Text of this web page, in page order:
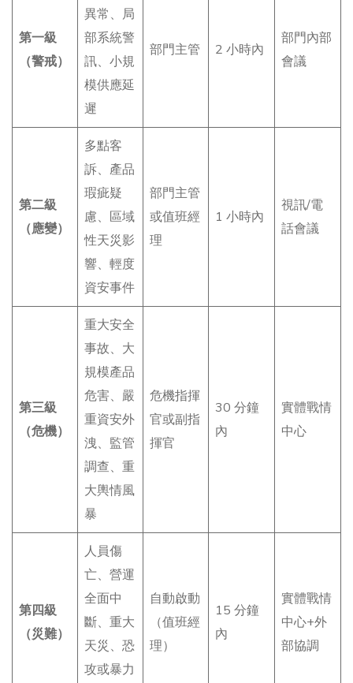
第一級
（警戒）
異常、局
部系統警
訊、小規
模供應延
遲
部門主管 2 小時內
部門內部
會議
第二級
（應變）
多點客
訴、產品
瑕疵疑
慮、區域
性天災影
響、輕度
資安事件
部門主管
或值班經
理
1 小時內
視訊/電
話會議
第三級
（危機）
重大安全
事故、大
規模產品
危害、嚴
重資安外
洩、監管
調查、重
大輿情風
暴
危機指揮
官或副指
揮官
30 分鐘
內
實體戰情
中心
第四級
（災難）
人員傷
亡、營運
全面中
斷、重大
天災、恐
攻或暴力
自動啟動
（值班經
理）
15 分鐘
內
實體戰情
中心+外
部協調